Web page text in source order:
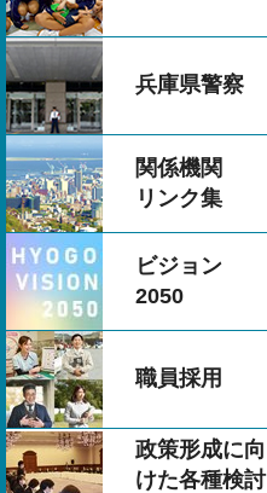
兵庫県警察
関係機関
リンク集
ビジョン
2050
職員採用
政策形成に向
けた各種検討